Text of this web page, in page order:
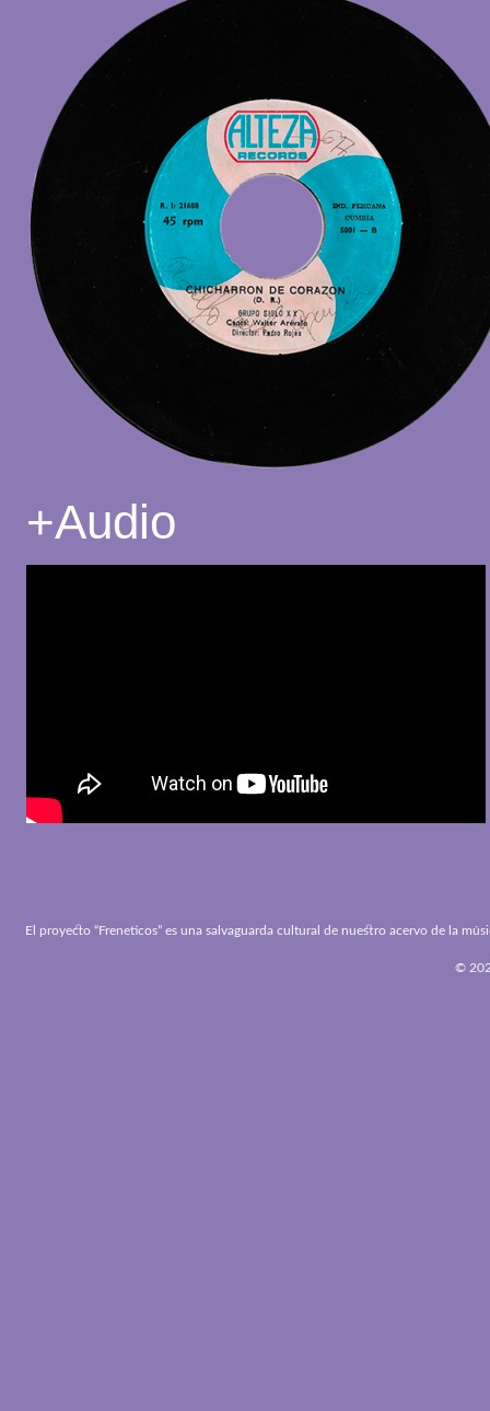
+Audio
El proyecto “Freneticos” es una salvaguarda cultural de nuestro acervo de la
©